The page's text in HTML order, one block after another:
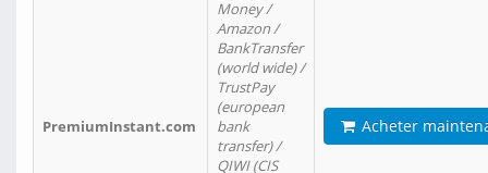
PremiumInstant.com
Money /
Amazon /
BankTransfer
(world wide) /
TrustPay
(european
bank
transfer) /
QIWI (CIS
Acheter